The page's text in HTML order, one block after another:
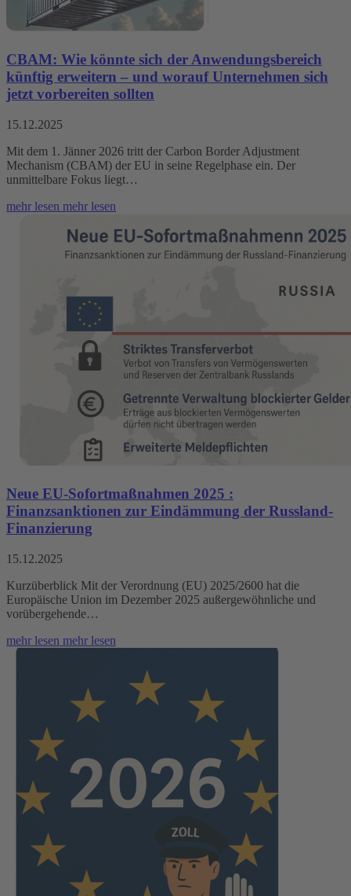
CBAM: Wie könnte sich der Anwendungsbereich
künftig erweitern – und worauf Unternehmen sich
jetzt vorbereiten sollten
15.12.2025
Mit dem 1. Jänner 2026 tritt der Carbon Border Adjustment
Mechanism (CBAM) der EU in seine Regelphase ein. Der
unmittelbare Fokus liegt…
mehr lesen mehr lesen
Neue EU-Sofortmaßnahmen 2025 :
Finanzsanktionen zur Eindämmung der Russland-
Finanzierung
15.12.2025
Kurzüberblick Mit der Verordnung (EU) 2025/2600 hat die
Europäische Union im Dezember 2025 außergewöhnliche und
vorübergehende…
mehr lesen mehr lesen